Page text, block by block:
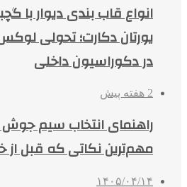
انواع قاب بندی دیوار با
یورتان دکارت؛ تحولی
در دکوراسیون داخلی
2 هفته پیش
راهنمای انتخاب سیم جوش
مهم‌ترین نکاتی که قبل از
۱۴۰۵/۰۴/۱۴